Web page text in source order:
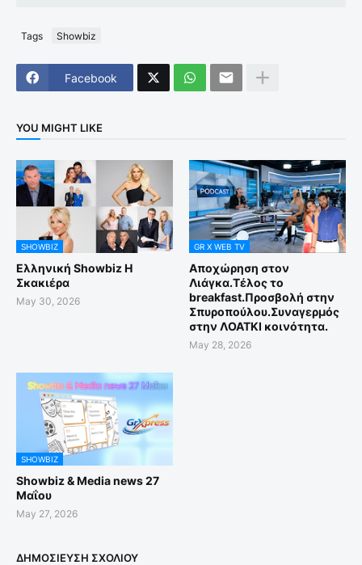
Tags Showbiz
Facebook
YOU MIGHT LIKE
SHOWBIZ
Ελληνική Showbiz Η
Σκακιέρα
May 30, 2026
GR X WEB TV
Αποχώρηση στον
Λιάγκα.Τέλος το
breakfast.Προσβολή στην
Σπυροπούλου.Συναγερμός
στην ΛΟΑΤΚΙ κοινότητα.
May 28, 2026
SHOWBIZ
Showbiz & Media news 27
Μαΐου
May 27, 2026
ΔΗΜΟΣΊΕΥΣΗ ΣΧΟΛΊΟΥ